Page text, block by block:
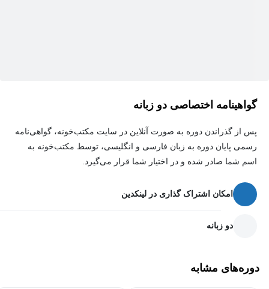
گواهینامه اختصاصی دو زبانه
پس از گذراندن دوره به صورت آنلاین در سایت مکتب‌خونه، گواهی‌نامه
رسمی پایان دوره به زبان فارسی و انگلیسی، توسط مکتب‌خونه به
اسم شما صادر شده و در اختیار شما قرار می‌گیرد.
امکان اشتراک گذاری در لینکدین
دو زبانه
دوره‌های مشابه